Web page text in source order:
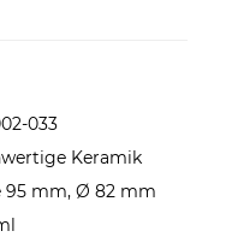
033
Keramik
95 mm, Ø 82 mm